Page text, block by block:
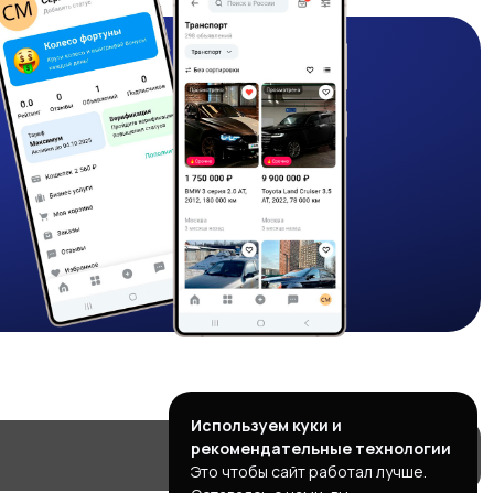
Используем куки и
рекомендательные технологии
Это чтобы сайт работал лучше.